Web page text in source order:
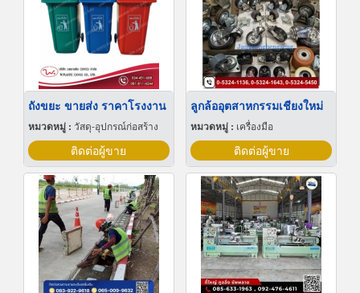
ถังขยะ ขายส่ง ราคาโรงงาน
หมวดหมู่ : วัสดุ-อุปกรณ์ก่อสร้าง
ติดต่อผู้ขาย
ลูกล้ออุตสาหกรรมเชียงใหม่
หมวดหมู่ : เครื่องมือ
ติดต่อผู้ขาย